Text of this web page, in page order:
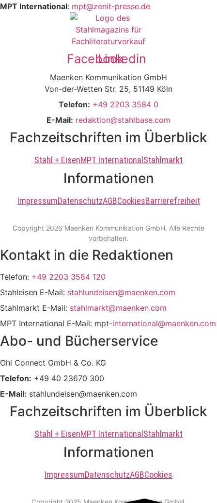
MPT International: mpt@zenit-presse.de
Facebook
Linkedin
Maenken Kommunikation GmbH
Von-der-Wetten Str. 25, 51149 Köln
Telefon: +49 2203 3584 0
E-Mail: redaktion@stahlbase.com
Fachzeitschriften im Überblick
Stahl + EisenMPT International Stahlmarkt
Informationen
ImpressumDatenschutzAGBCookiesBarrierefreiheit
Copyright 2026 Maenken Kommunikation GmbH. Alle Rechte
vorbehalten.
Kontakt in die Redaktionen
Telefon: +49 2203 3584 120
Stahleisen E-Mail: stahlundeisen@maenken.com
Stahlmarkt E-Mail: stahlmarkt@maenken.com
MPT International E-Mail: mpt-international@maenken.com
Abo- und Bücherservice
Ohl Connect GmbH & Co. KG
Telefon: +49 40 23670 300
E-Mail: stahlundeisen@maenken.com
Fachzeitschriften im Überblick
Stahl + EisenMPT International Stahlmarkt
Informationen
ImpressumDatenschutzAGBCookies